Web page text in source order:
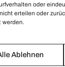
oder
erteilen oder
werden.
Ablehnen